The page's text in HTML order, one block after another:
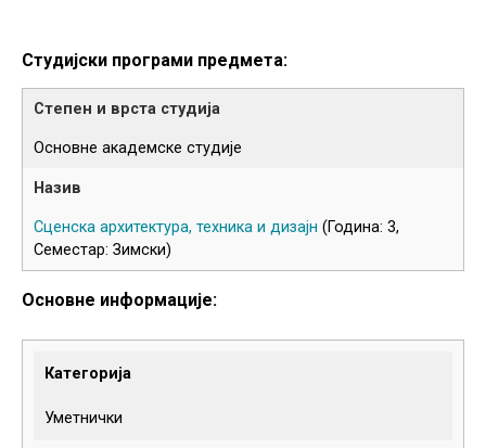
Студијски програми предмета:
Основне академске студије
Сценска архитектура, техника и дизајн (Година: 3,
Семестар: Зимски)
Основне информације:
Категорија
Уметнички